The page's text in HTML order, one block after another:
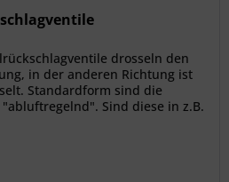
drosseln den
in der anderen Richtung ist
Standardform sind die
Sind diese in z.B.